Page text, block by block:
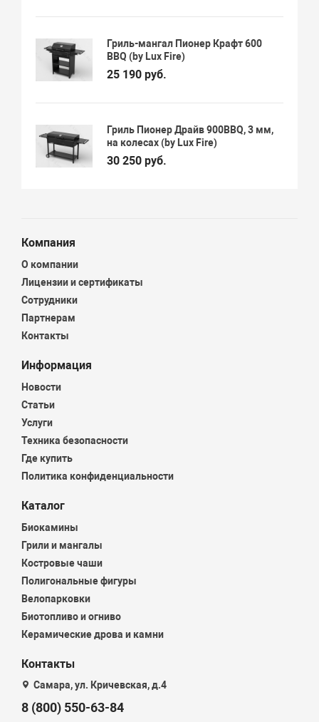
Гриль-мангал Пионер Крафт 600
BBQ (by Lux Fire)
25 190 руб.
Гриль Пионер Драйв 900BBQ, 3 мм,
на колесах (by Lux Fire)
30 250 руб.
Компания
О компании
Лицензии и сертификаты
Сотрудники
Партнерам
Контакты
Информация
Новости
Статьи
Услуги
Техника безопасности
Где купить
Политика конфиденциальности
Каталог
Биокамины
Грили и мангалы
Костровые чаши
Полигональные фигуры
Велопарковки
Биотопливо и огниво
Керамические дрова и камни
Контакты
Самара, ул. Кричевская, д.4
8 (800) 550-63-84